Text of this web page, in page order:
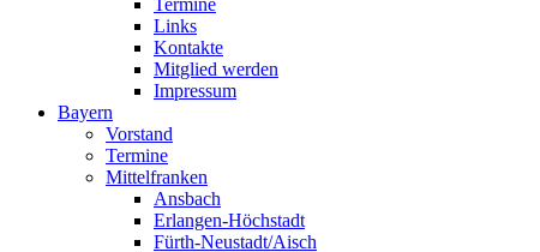
Termine
Links
Kontakte
Mitglied werden
Impressum
Bayern
Vorstand
Termine
Mittelfranken
Ansbach
Erlangen-Höchstadt
Fürth-Neustadt/Aisch